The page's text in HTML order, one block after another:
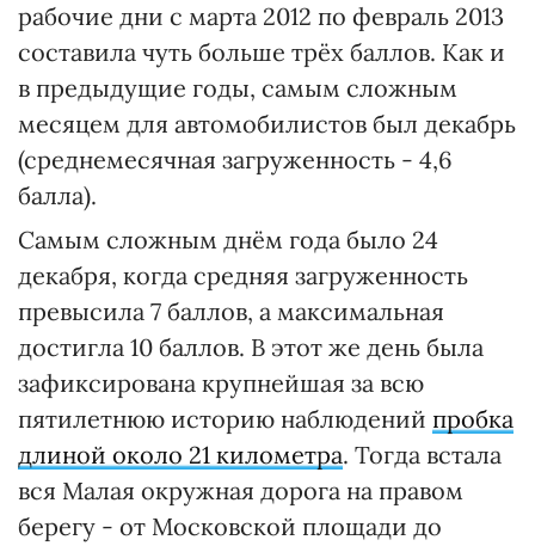
рабочие дни с марта 2012 по февраль 2013
составила чуть больше трёх баллов. Как и
в предыдущие годы, самым сложным
месяцем для автомобилистов был декабрь
(среднемесячная загруженность - 4,6
балла).
Самым сложным днём года было 24
декабря, когда средняя загруженность
превысила 7 баллов, а максимальная
достигла 10 баллов. В этот же день была
зафиксирована крупнейшая за всю
пятилетнюю историю наблюдений пробка
длиной около 21 километра. Тогда встала
вся Малая окружная дорога на правом
берегу - от Московской площади до